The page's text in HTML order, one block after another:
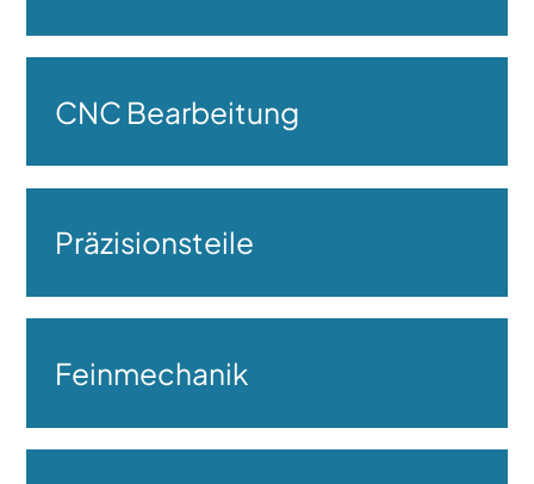
CNC Bearbeitung
Präzisionsteile
Feinmechanik